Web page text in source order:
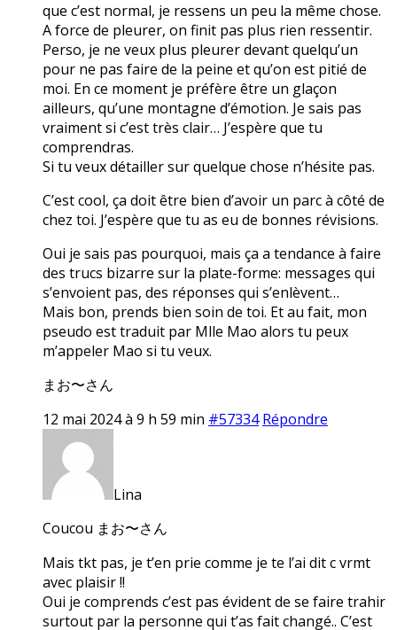
que c’est normal, je ressens un peu la même chose.
A force de pleurer, on finit pas plus rien ressentir.
Perso, je ne veux plus pleurer devant quelqu’un
pour ne pas faire de la peine et qu’on est pitié de
moi. En ce moment je préfère être un glaçon
ailleurs, qu’une montagne d’émotion. Je sais pas
vraiment si c’est très clair… J’espère que tu
comprendras.
Si tu veux détailler sur quelque chose n’hésite pas.
C’est cool, ça doit être bien d’avoir un parc à côté de
chez toi. J’espère que tu as eu de bonnes révisions.
Oui je sais pas pourquoi, mais ça a tendance à faire
des trucs bizarre sur la plate-forme: messages qui
s’envoient pas, des réponses qui s’enlèvent…
Mais bon, prends bien soin de toi. Et au fait, mon
pseudo est traduit par Mlle Mao alors tu peux
m’appeler Mao si tu veux.
まお〜さん
12 mai 2024 à 9 h 59 min #57334 Répondre
Lina
Coucou まお〜さん
Mais tkt pas, je t’en prie comme je te l’ai dit c vrmt
avec plaisir !!
Oui je comprends c’est pas évident de se faire trahir
surtout par la personne qui t’as fait changé.. C’est